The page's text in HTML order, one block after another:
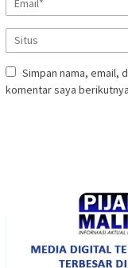
Simpan nama, email,
komentar saya